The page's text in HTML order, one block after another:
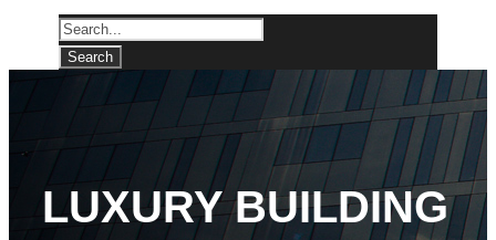
LUXURY BUILDING